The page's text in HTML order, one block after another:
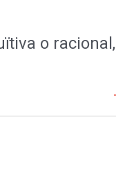
o racional,